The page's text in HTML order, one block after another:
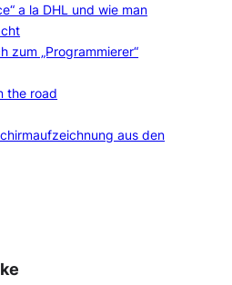
a la DHL und wie man
zum „Programmierer“
the road
aus den